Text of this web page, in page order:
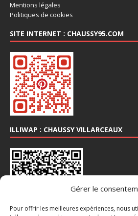
Gérer le
Pour offrir les meilleures expériences, nous
Mentions légales
Politiques de cookies
SITE INTERNET : CHAUSSY95.COM
ILLIWAP : CHAUSSY VILLARCEAUX